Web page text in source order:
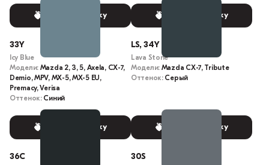
Выбрать краску Выбрать краску
33Y
Icy Blue
Модели: Mazda 2, 3, 5, Axela, CX-7,
Demio, MPV, MX-5, MX-5 EU,
Premacy, Verisa
Оттенок: Синий
Выбрать краску
LS, 34Y
Lava Stone
Модели: Mazda CX-7, Tribute
Оттенок: Серый
Выбрать краску
36C 30S